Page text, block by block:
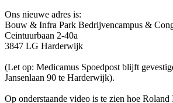
Ons nieuwe adres is:
Bouw & Infra Park Bedrijvencampus &
Ceintuurbaan 2-40a
3847 LG Harderwijk
(Let op: Medicamus Spoedpost blijft
Jansenlaan 90 te Harderwijk).
Op onderstaande video is te zien hoe